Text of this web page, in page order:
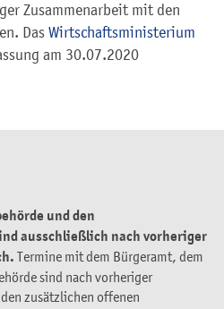
und den
ausschließlich nach vorheriger
Termine mit dem Bürgeramt, dem
sind nach vorheriger
zusätzlichen offenen
Zusammenarbeit mit den
Das Wirtschaftsministerium
am 30.07.2020